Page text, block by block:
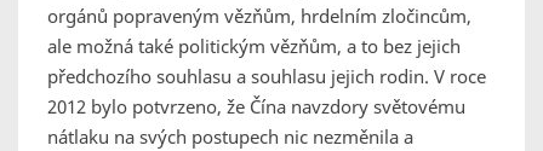
orgánů popraveným vězňům, hrdelním zločincům,
ale možná také politickým vězňům, a to bez jejich
předchozího souhlasu a souhlasu jejich rodin. V roce
2012 bylo potvrzeno, že Čína navzdory světovému
nátlaku na svých postupech nic nezměnila a